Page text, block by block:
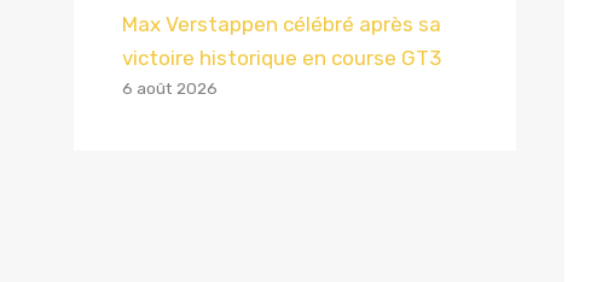
Max Verstappen célébré après sa
victoire historique en course GT3
6 août 2026